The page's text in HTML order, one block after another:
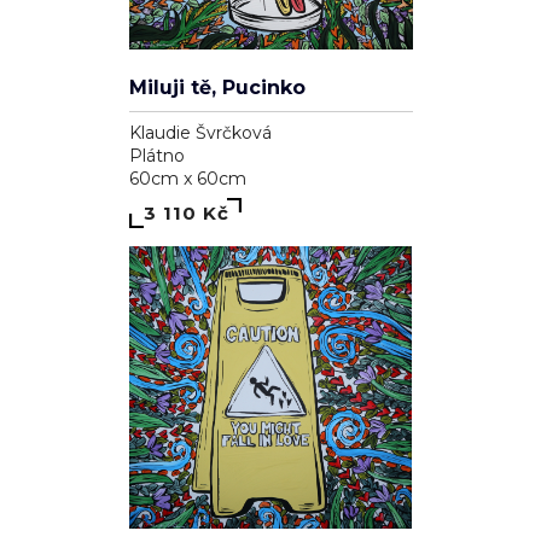
Miluji tě, Pucinko
Klaudie Švrčková
Plátno
60cm x 60cm
3 110 Kč